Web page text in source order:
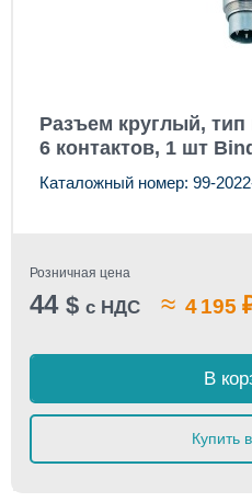
Разъем круглый, тип
6 контактов, 1 шт
Каталожный номер: 99-
Розничная цена
44 $ с НДС ≈ 4 195
В
Купить